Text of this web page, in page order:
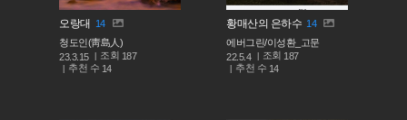
오랑대 14
청도인(靑島人)
23.3.15
조회 187
추천 수 14
황매산의 은하수 14
에버그린/이성환_고문
22.5.4
조회 187
추천 수 14